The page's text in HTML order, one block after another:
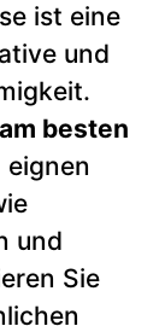
ist eine
und
besten
und
Sie